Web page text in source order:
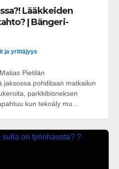
Lääkkeiden
| Bängeri-
ja yrittäjyys
Pietilän
jaksossa pohditaan matkailun
parkkibisneksen
kun tekoäly mu...